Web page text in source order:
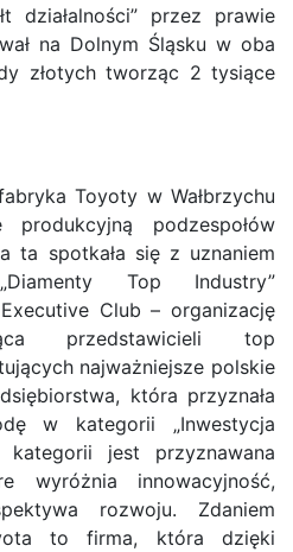
działalności” przez prawie
na Dolnym Śląsku w oba
złotych tworząc 2 tysiące
Toyoty w Wałbrzychu
produkcyjną podzespołów
ta spotkała się z uznaniem
Top Industry”
Club – organizację
przedstawicieli top
najważniejsze polskie
która przyznała
w kategorii „Inwestycja
jest przyznawana
wyróżnia innowacyjność,
rozwoju. Zdaniem
to firma, która dzięki